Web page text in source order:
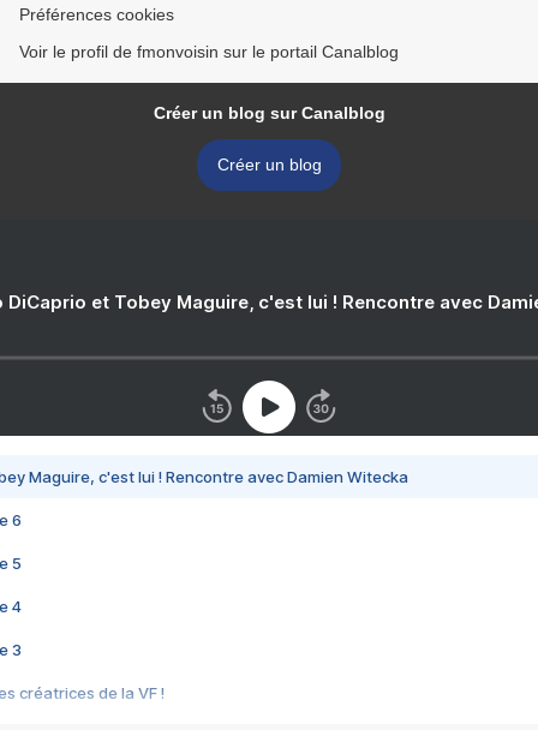
Préférences cookies
Voir le profil de fmonvoisin sur le portail Canalblog
Créer un blog sur Canalblog
Créer un blog
DiCaprio et Tobey Maguire, c'est lui ! Rencontre avec
Maguire, c'est lui ! Rencontre avec Damien Witecka
6
5
4
3
créatrices de la VF !